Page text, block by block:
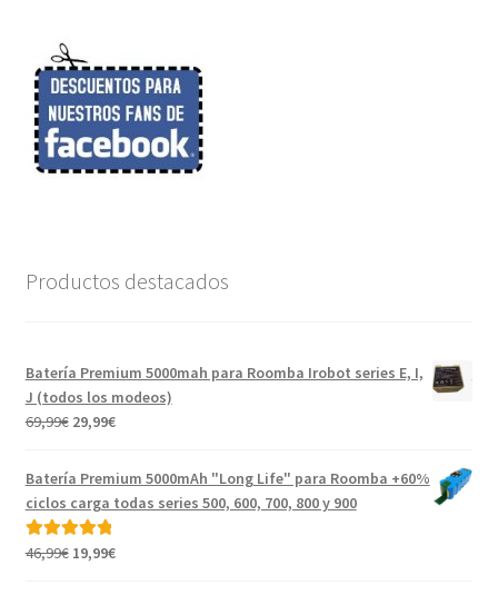
Productos destacados
Batería Premium 5000mah para Roomba Irobot series E, I,
J (todos los modeos)
69,99€ El
original
69,99€.
29,99€El
actual
es:
Batería Premium 5000mAh "Long Life" para Roomba +60%
ciclos carga todas series 500, 600, 700, 800 y 900
Valorado con
46,99€ El
19,99€El